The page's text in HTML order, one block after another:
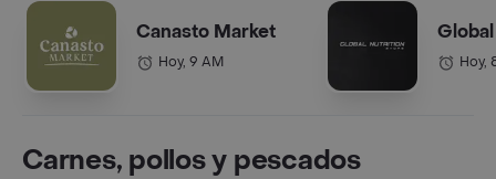
Canasto Market
Hoy, 9 AM Hoy,
Carnes, pollos y pescados